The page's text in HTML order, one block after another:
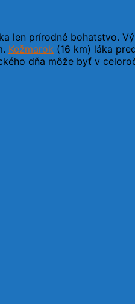
len prírodné bohatstvo.
Kežmarok (16 km) láka
dňa môže byť v